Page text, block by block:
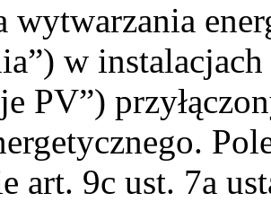
wytwarzania
w
PV”)
art. 9c ust. 7a